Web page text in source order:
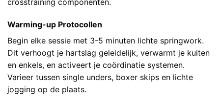
crosstraining componenten.
Warming-up Protocollen
Begin elke sessie met 3-5 minuten lichte springwork.
Dit verhoogt je hartslag geleidelijk, verwarmt je kuiten
en enkels, en activeert je coördinatie systemen.
Varieer tussen single unders, boxer skips en lichte
jogging op de plaats.